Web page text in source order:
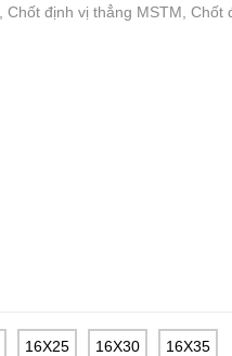
Chốt định vị thẳng MSTM, Chốt
16X25 16X30 16X35